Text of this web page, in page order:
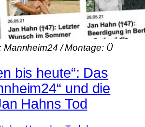
Mannheim24 / Montage: Ü
bis heute“: Das
und die
Hahns Tod